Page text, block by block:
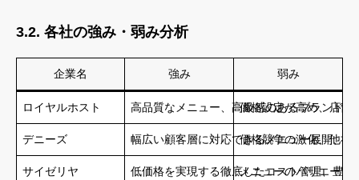
3.2. 各社の強み・弱み分析
企業名 強み 弱み
ロイヤルホスト 高品質なメニュー、高級感のあるブランドイ
価格設定が高め、店舗
デニーズ 幅広い顧客層に対応できるメニュー展開、深
価格競争の激化、他社
サイゼリヤ 低価格を実現する徹底したコスト管理、豊富
メニューのバリエーシ